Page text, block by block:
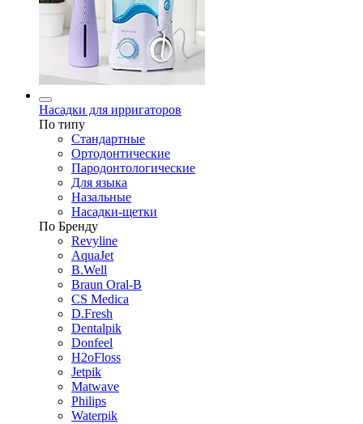
Насадки для ирригаторов
По типу
Стандартные
Ортодонтические
Пародонтологические
Для языка
Назальные
Насадки-щетки
По Бренду
Revyline
AquaJet
B.Well
Braun Oral-B
CS Medica
D.Fresh
Dentalpik
Donfeel
H2oFloss
Jetpik
Matwave
Philips
Waterpik